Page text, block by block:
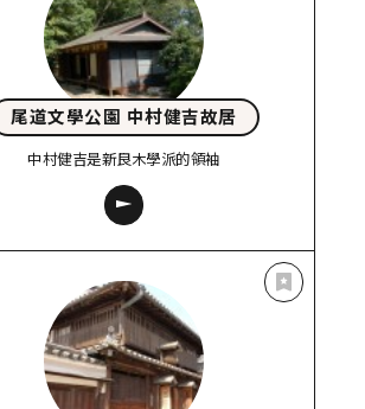
尾道文學公園 中村健吉故居
中村健吉是新良木學派的領袖